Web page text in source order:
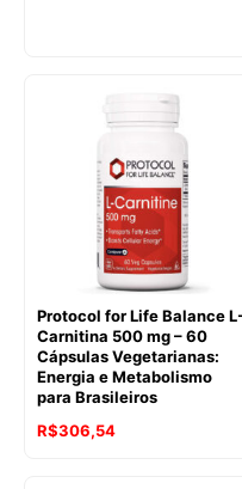
Protocol for Life Balance
Carnitina 500 mg – 60
Cápsulas Vegetarianas:
Energia e Metabolismo
para Brasileiros
R$306,54